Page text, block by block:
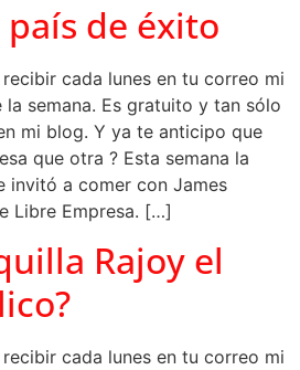
país de éxito
cada lunes en tu correo mi
semana. Es gratuito y tan sólo
mi blog. Y ya te anticipo que
que otra ? Esta semana la
invitó a comer con James
Libre Empresa. […]
Rajoy el
cada lunes en tu correo mi